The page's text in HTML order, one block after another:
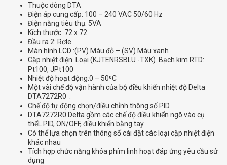
Thuộc dòng DTA
Điện áp cung cấp: 100 – 240 VAC 50/60 Hz
Điện năng tiêu thụ: 5VA
Kích thước: 72 x 72
Đầu ra 2: Rơle
Màn hình LCD :(PV) Màu đỏ – (SV) Màu xanh
Cặp nhiệt điện Loại (KJTENRSBLU -TXK) Bạch kim RTD:
Pt100, JPt100
Nhiệt độ hoạt động:0 – 50⁰C
Một vài chế độ vận hành của bộ điều khiển nhiệt độ Delta
DTA7272R0 :
Chế độ tự động chọn/điều chỉnh thông số PID
DTA7272R0 Delta gồm các chế độ điều khiển ngõ vào cụ
thểL PID, ON/OFF, điều khiển bằng tay
Có thể lựa chọn trên thông số cài đặt các loại cặp nhiệt điện
khác nhau
Tích hợp chức năng khóa phím linh hoạt đáp ứng yêu cầu sử
dụng